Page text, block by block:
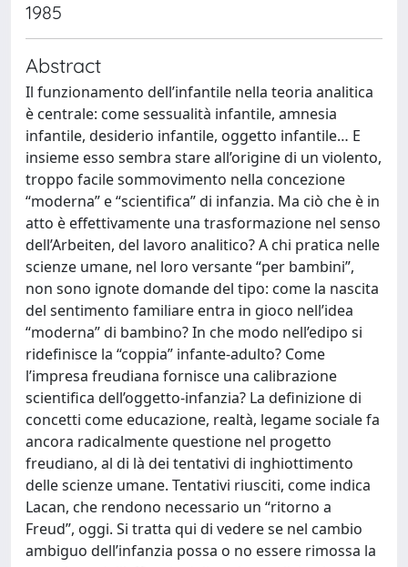
1985
Abstract
Il funzionamento dell’infantile nella teoria analitica
è centrale: come sessualità infantile, amnesia
infantile, desiderio infantile, oggetto infantile… E
insieme esso sembra stare all’origine di un violento,
troppo facile sommovimento nella concezione
“moderna” e “scientifica” di infanzia. Ma ciò che è in
atto è effettivamente una trasformazione nel senso
dell’Arbeiten, del lavoro analitico? A chi pratica nelle
scienze umane, nel loro versante “per bambini”,
non sono ignote domande del tipo: come la nascita
del sentimento familiare entra in gioco nell’idea
“moderna” di bambino? In che modo nell’edipo si
ridefinisce la “coppia” infante-adulto? Come
l’impresa freudiana fornisce una calibrazione
scientifica dell’oggetto-infanzia? La definizione di
concetti come educazione, realtà, legame sociale fa
ancora radicalmente questione nel progetto
freudiano, al di là dei tentativi di inghiottimento
delle scienze umane. Tentativi riusciti, come indica
Lacan, che rendono necessario un “ritorno a
Freud”, oggi. Si tratta qui di vedere se nel cambio
ambiguo dell’infanzia possa o no essere rimossa la